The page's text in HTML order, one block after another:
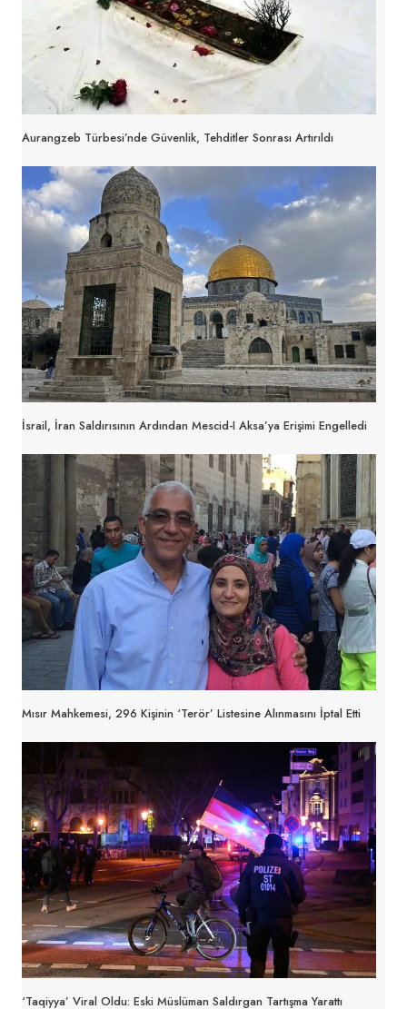
Aurangzeb Türbesi’nde Güvenlik, Tehditler Sonrası Artırıldı
İsrail, İran Saldırısının Ardından Mescid-I Aksa’ya Erişimi Engelledi
Mısır Mahkemesi, 296 Kişinin ‘Terör’ Listesine Alınmasını İptal Etti
‘Taqiyya’ Viral Oldu: Eski Müslüman Saldırgan Tartışma Yarattı